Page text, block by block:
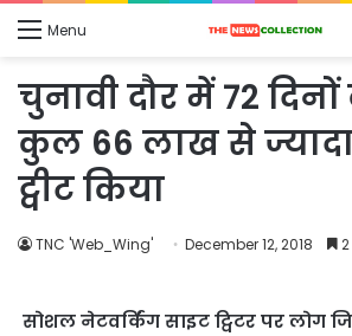
Menu
चुनावी दौर में 72
कुल 66 लाख से
ट्वीट किया
TNC 'Web_Wing' December 12, 2018
सोशल नेटवर्किंग साइट ट्विटर पर लोग